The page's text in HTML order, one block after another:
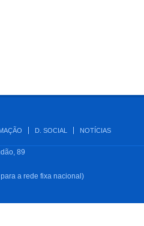
D. SOCIAL NOTÍCIAS
89
a rede fixa nacional)